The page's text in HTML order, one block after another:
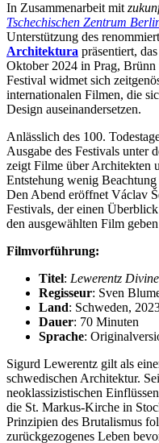
In Zusammenarbeit mit
Tschechischen Zentrum
Unterstützung des
Architektura präsentiert,
Oktober 2024 in Prag, Brünn
Festival widmet sich
internationalen Filmen, die
Design auseinandersetzen.
Anlässlich des 100.
Ausgabe des Festivals unter
zeigt Filme über Architekten
Entstehung wenig
Den Abend eröffnet Václav
Festivals, der einen
den ausgewählten Film
Filmvorführung:
Titel: Lewerentz
Regisseur: Sven
Land: Schweden,
Dauer: 70 Minuten
Sprache:
Sigurd Lewerentz gilt als
schwedischen Architektur.
neoklassizistischen
die St. Markus-Kirche in
Prinzipien des Brutalismus
zurückgezogenes Leben